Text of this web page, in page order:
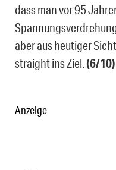
dass man vor 95
aber aus heutiger
straight ins Ziel.(6/10)
Anzeige